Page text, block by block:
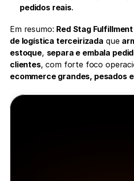
pedidos reais.
Em resumo: Red Stag Fulfillment
de logística terceirizada que
estoque, separa e embala
clientes, com forte foco
ecommerce grandes, pesados